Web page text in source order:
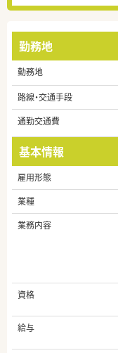
勤務地
勤務地
路線・交通手段
通勤交通費
基本情報
雇用形態
業種
業務内容
資格
給与